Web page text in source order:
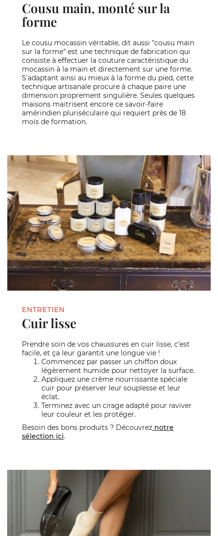
Cousu main, monté sur la
forme
Le cousu mocassin véritable, dit aussi "cousu main
sur la forme" est une technique de fabrication qui
consiste à effectuer la couture caractéristique du
mocassin à la main et directement sur une forme.
S'adaptant ainsi au mieux à la forme du pied, cette
technique artisanale procure à chaque paire une
dimension proprement singulière. Seules quelques
maisons maitrisent encore ce savoir-faire
amérindien pluriséculaire qui requiert près de 18
mois de formation.
ENTRETIEN
Cuir lisse
Prendre soin de vos chaussures en cuir lisse, c'est
facile, et ça leur garantit une longue vie !
Commencez par passer un chiffon doux
légèrement humide pour nettoyer la surface.
Appliquez une crème nourrissante spéciale
cuir pour préserver leur souplesse et leur
éclat.
Terminez avec un cirage adapté pour raviver
leur couleur et les protéger.
Besoin des bons produits ? Découvrez notre
sélection ici.